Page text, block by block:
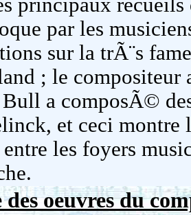
principaux
par les
sur la trÃ¨s
; le
a composÃ©
et ceci
les foyers
des oeuvres du